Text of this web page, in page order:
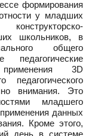
формирования
у младших
школьников, в
общего
3D
педагогического
внимания. Это
младшего
данных
Кроме этого,
день в системе